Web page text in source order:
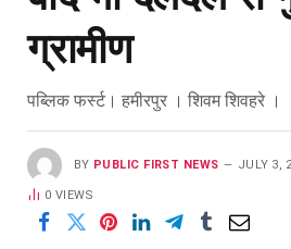
ग्रामीण
पब्लिक फर्स्ट। हमीरपुर । शिवम शिवहरे ।
BY PUBLIC FIRST NEWS JULY 3,
0VIEWS